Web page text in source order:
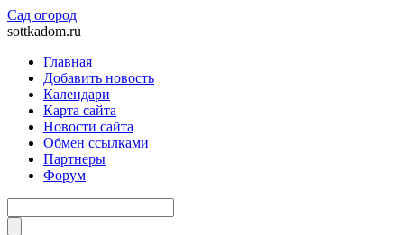
Сад огород
sottkadom.ru
Главная
Добавить новость
Календари
Карта сайта
Новости сайта
Обмен ссылками
Партнеры
Форум